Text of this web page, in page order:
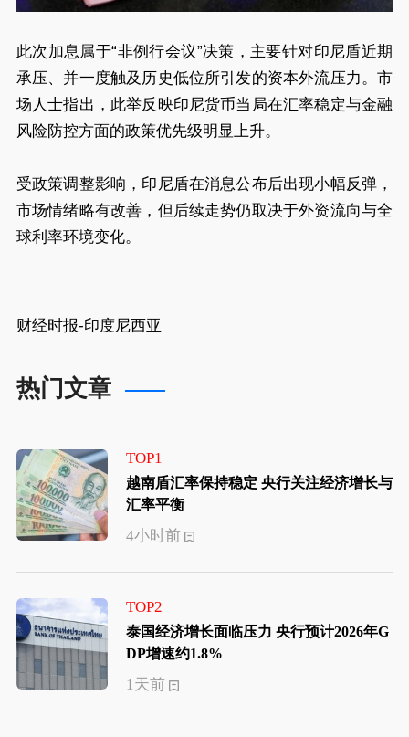
此次加息属于“非例行会议”决策，主要针对印尼盾近期
承压、并一度触及历史低位所引发的资本外流压力。市
场人士指出，此举反映印尼货币当局在汇率稳定与金融
风险防控方面的政策优先级明显上升。
受政策调整影响，印尼盾在消息公布后出现小幅反弹，
市场情绪略有改善，但后续走势仍取决于外资流向与全
球利率环境变化。
财经时报-印度尼西亚
热门文章
TOP1
越南盾汇率保持稳定 央行关注经济增长与
汇率平衡
4小时前
TOP2
泰国经济增长面临压力 央行预计2026年G
DP增速约1.8%
1天前